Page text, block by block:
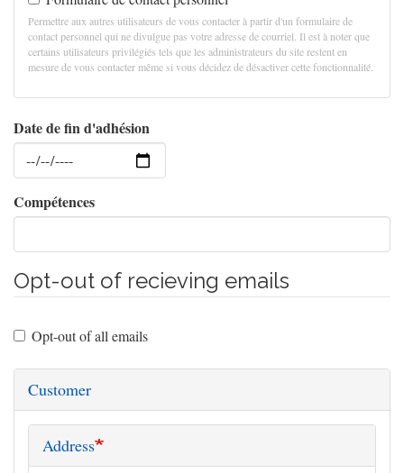
Permettre aux autres utilisateurs de vous contacter à partir d'un formulaire de
contact personnel qui ne divulgue pas votre adresse de courriel. Il est à noter que
certains utilisateurs privilégiés tels que les administrateurs du site restent en
mesure de vous contacter même si vous décidez de désactiver cette fonctionnalité.
Date de fin d'adhésion
Date
Compétences
Opt-out of recieving emails
Opt-out of all emails
Customer
Address